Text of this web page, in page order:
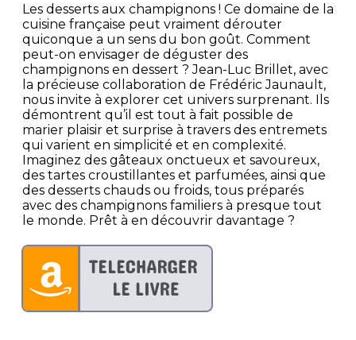
Les desserts aux champignons ! Ce domaine de la
cuisine française peut vraiment dérouter
quiconque a un sens du bon goût. Comment
peut-on envisager de déguster des
champignons en dessert ? Jean-Luc Brillet, avec
la précieuse collaboration de Frédéric Jaunault,
nous invite à explorer cet univers surprenant. Ils
démontrent qu’il est tout à fait possible de
marier plaisir et surprise à travers des entremets
qui varient en simplicité et en complexité.
Imaginez des gâteaux onctueux et savoureux,
des tartes croustillantes et parfumées, ainsi que
des desserts chauds ou froids, tous préparés
avec des champignons familiers à presque tout
le monde. Prêt à en découvrir davantage ?